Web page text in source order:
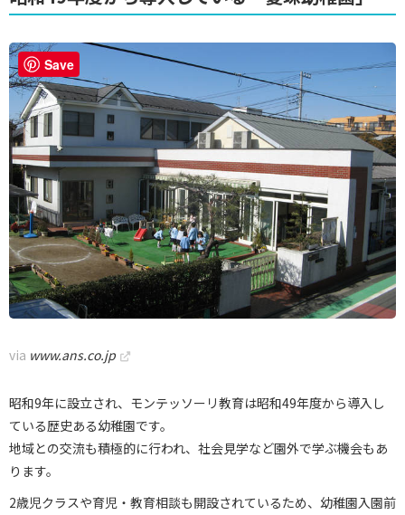
via www.ans.co.jp
昭和9年に設立され、モンテッソーリ教育は昭和49年度から導入し
ている歴史ある幼稚園です。
地域との交流も積極的に行われ、社会見学など園外で学ぶ機会もあ
ります。
2歳児クラスや育児・教育相談も開設されているため、幼稚園入園前
Save